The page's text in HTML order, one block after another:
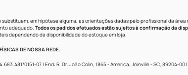
em hipótese alguma, as orientações dadas pelo profissional da área
adequado. Todos os pedidos efetuados estão sujeitos à confirmação da
dependendo da disponibilidade do estoque em loja.
DE NOSSA REDE.
0151-07 | End: R. Dr. João Colin, 1865 - América, Joinville - SC, 89204-001